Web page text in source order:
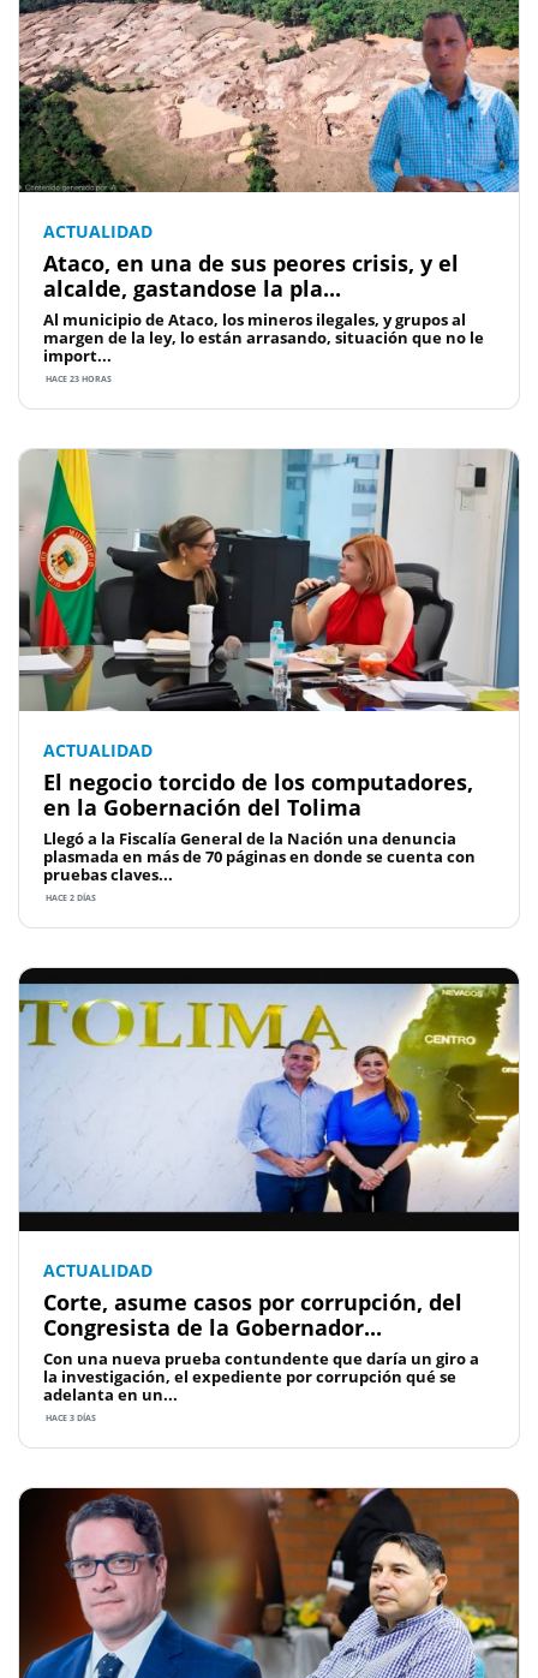
ACTUALIDAD
Ataco, en una de sus peores crisis, y el
alcalde, gastandose la pla...
Al municipio de Ataco, los mineros ilegales, y grupos al
margen de la ley, lo están arrasando, situación que no le
import...
HACE 23 HORAS
ACTUALIDAD
El negocio torcido de los computadores,
en la Gobernación del Tolima
Llegó a la Fiscalía General de la Nación una denuncia
plasmada en más de 70 páginas en donde se cuenta con
pruebas claves...
HACE 2 DÍAS
ACTUALIDAD
Corte, asume casos por corrupción, del
Congresista de la Gobernador...
Con una nueva prueba contundente que daría un giro a
la investigación, el expediente por corrupción qué se
adelanta en un...
HACE 3 DÍAS